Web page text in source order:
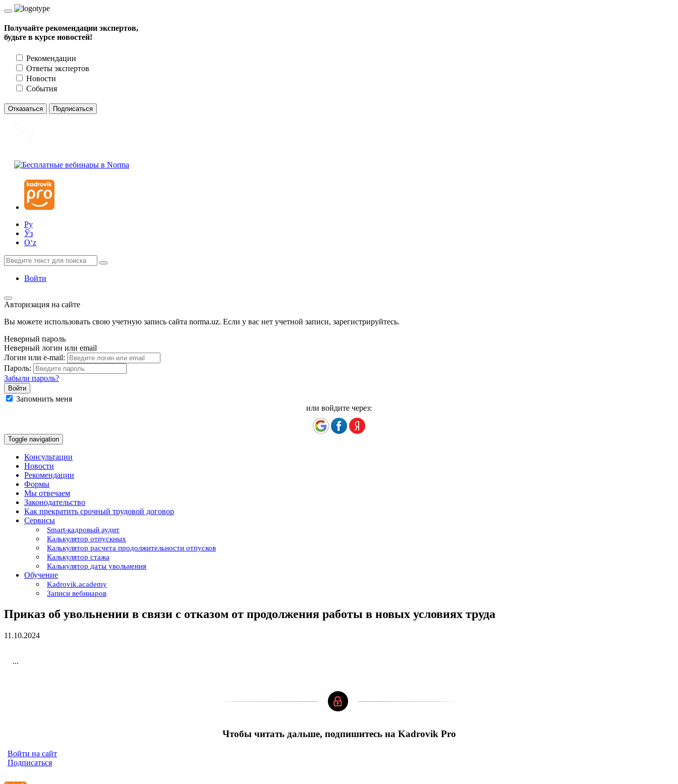
Получайте рекомендации экспертов,
будьте в курсе новостей!
Рекомендации
Ответы экспертов
Новости
События
Отказаться Подписаться
Ру
Ўз
Oʻz
Войти
Авторизация на сайте
Вы можете использовать свою учетную запись сайта norma.uz. Если у вас нет учетной записи, зарегистрируйтесь.
Неверный пароль
Неверный логин или email
Логин или e-mail:
Пароль:
Забыли пароль?
Запомнить меня
или войдите через:
Toggle navigation
Консультации
Новости
Рекомендации
Формы
Мы отвечаем
Законодательство
Как прекратить срочный трудовой договор
Сервисы
Smart-кадровый аудит
Калькулятор отпускных
Калькулятор расчета продолжительности отпусков
Калькулятор стажа
Калькулятор даты увольнения
Обучение
Kadrovik.academy
Записи вебинаров
Приказ об увольнении в связи с отказом от продолжения работы в новых условиях труда
11.10.2024
...
Чтобы читать дальше, подпишитесь на Kadrovik Pro
Войти на сайт
Подписаться